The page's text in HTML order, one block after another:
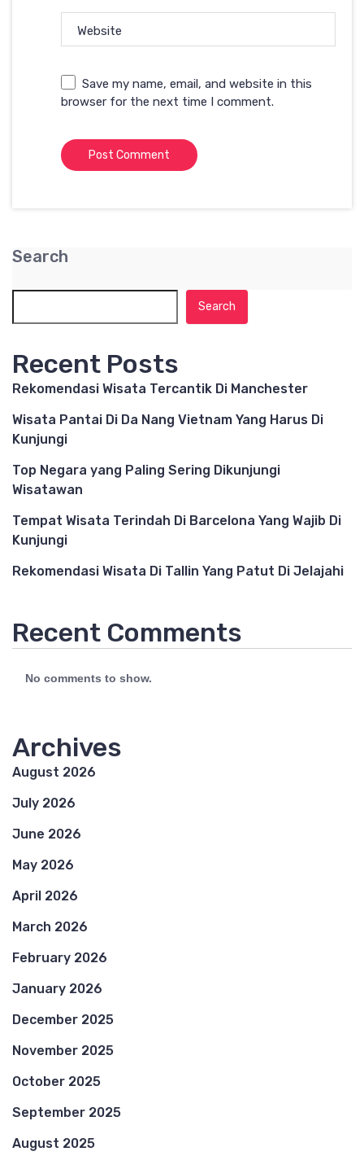
Website
Save my name, email, and website in this
browser for the next time I comment.
Search
Search
Recent Posts
Rekomendasi Wisata Tercantik Di Manchester
Wisata Pantai Di Da Nang Vietnam Yang Harus Di
Kunjungi
Top Negara yang Paling Sering Dikunjungi
Wisatawan
Tempat Wisata Terindah Di Barcelona Yang Wajib Di
Kunjungi
Rekomendasi Wisata Di Tallin Yang Patut Di Jelajahi
Recent Comments
No comments to show.
Archives
August 2026
July 2026
June 2026
May 2026
April 2026
March 2026
February 2026
January 2026
December 2025
November 2025
October 2025
September 2025
August 2025